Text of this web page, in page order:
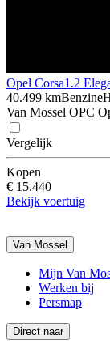
Opel Corsa1.2
40.499 kmBenzine
Van Mossel OPC
Vergelijk
Kopen
€ 15.440
Bekijk voertuig
Van Mossel
Mijn Van
Werken bij
Persmap
Direct naar